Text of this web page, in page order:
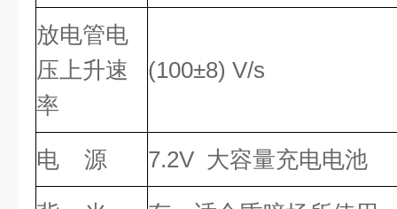
放电管电
压上升速
率
(100±8) V/s
电 源 7.2V 大容量充电电池